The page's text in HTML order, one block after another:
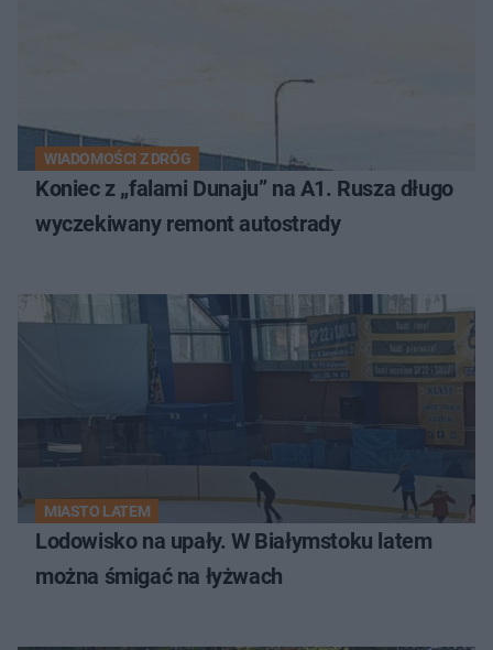
WIADOMOŚCI Z DRÓG
Koniec z „falami Dunaju” na A1. Rusza długo
wyczekiwany remont autostrady
MIASTO LATEM
Lodowisko na upały. W Białymstoku latem
można śmigać na łyżwach